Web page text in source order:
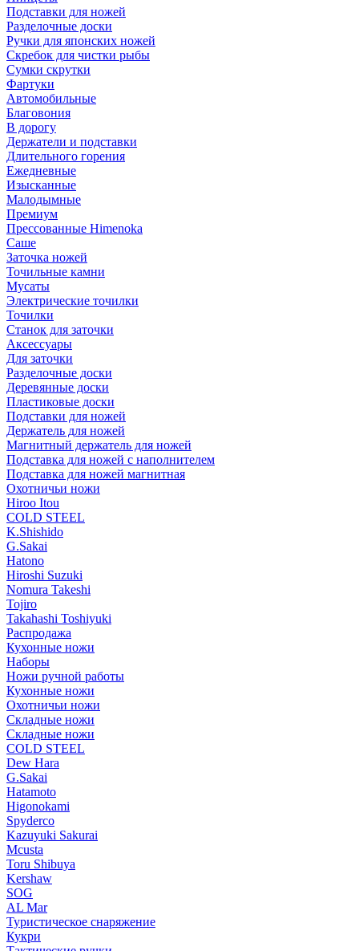
Подставки для ножей
Разделочные доски
Ручки для японских ножей
Скребок для чистки рыбы
Сумки скрутки
Фартуки
Автомобильные
Благовония
В дорогу
Держатели и подставки
Длительного горения
Ежедневные
Изысканные
Малодымные
Премиум
Прессованные Himenoka
Саше
Заточка ножей
Точильные камни
Мусаты
Электрические точилки
Точилки
Станок для заточки
Аксессуары
Для заточки
Разделочные доски
Деревянные доски
Пластиковые доски
Подставки для ножей
Держатель для ножей
Магнитный держатель для ножей
Подставка для ножей с наполнителем
Подставка для ножей магнитная
Охотничьи ножи
Hiroo Itou
COLD STEEL
K.Shishido
G.Sakai
Hatono
Hiroshi Suzuki
Nomura Takeshi
Tojiro
Takahashi Toshiyuki
Распродажа
Кухонные ножи
Наборы
Ножи ручной работы
Кухонные ножи
Охотничьи ножи
Складные ножи
Складные ножи
COLD STEEL
Dew Hara
G.Sakai
Hatamoto
Higonokami
Spyderco
Kazuyuki Sakurai
Mcusta
Toru Shibuya
Kershaw
SOG
AL Mar
Туристическое снаряжение
Кукри